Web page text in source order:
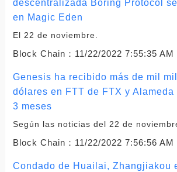
descentralizada Boring Protocol
en Magic Eden
El 22 de noviembre.
Block Chain： 11/22/2022 7:55:35 AM
Genesis ha recibido más de mil
dólares en FTT de FTX y
3 meses
Según las noticias del 22 de
Block Chain： 11/22/2022 7:56:56 AM
Condado de Huailai, Zhangjiakou